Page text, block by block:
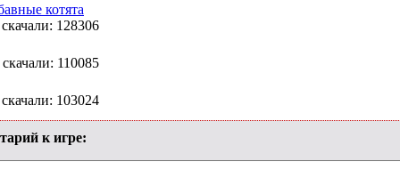
котята
128306
110085
103024
к игре: